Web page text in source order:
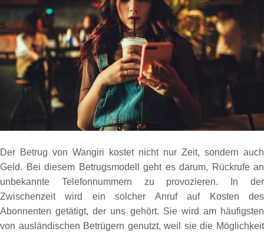
Der Betrug von Wangiri kostet nicht nur Zeit, sondern auch
Geld. Bei diesem Betrugsmodell geht es darum, Rückrufe an
unbekannte Telefonnummern zu provozieren. In der
Zwischenzeit wird ein solcher Anruf auf Kosten des
Abonnenten getätigt, der uns gehört. Sie wird am häufigsten
von ausländischen Betrügern genutzt, weil sie die Möglichkeit